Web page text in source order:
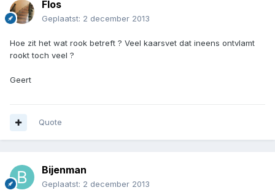
Flos
Geplaatst: 2 december 2013
Hoe zit het wat rook betreft ? Veel kaarsvet dat ineens ontvlamt
rookt toch veel ?
Geert
Quote
Bijenman
Geplaatst: 2 december 2013